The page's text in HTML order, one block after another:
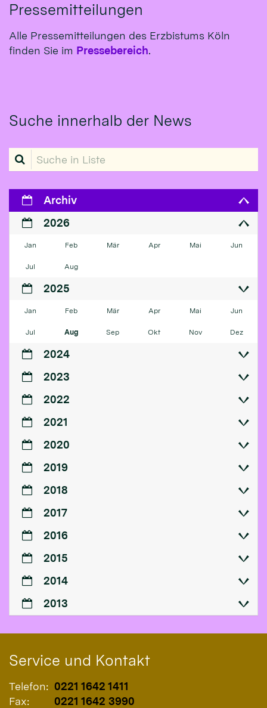
Pressemitteilungen
Alle Pressemitteilungen des Erzbistums Köln
finden Sie im Pressebereich.
Suche innerhalb der News
Suche in Liste
Archiv
2026
Jan Feb Mär Apr Mai Jun
Jul Aug
2025
Jan Feb Mär Apr Mai Jun
Jul Aug Sep Okt Nov Dez
2024
2023
2022
2021
2020
2019
2018
2017
2016
2015
2014
2013
Service und Kontakt
Telefon: 0221 1642 1411
Fax:
0221 1642 3990